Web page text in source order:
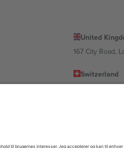
United
167 City Road,
Switzerland